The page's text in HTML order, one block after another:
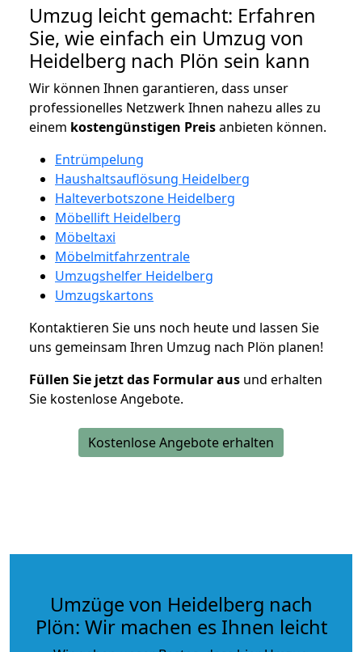
Umzug leicht gemacht: Erfahren
Sie, wie einfach ein Umzug von
Heidelberg nach Plön sein kann
Wir können Ihnen garantieren, dass unser
professionelles Netzwerk Ihnen nahezu alles zu
einem kostengünstigen Preisanbieten können.
Entrümpelung
Haushaltsauflösung Heidelberg
Halteverbotszone Heidelberg
Möbellift Heidelberg
Möbeltaxi
Möbelmitfahrzentrale
Umzugshelfer Heidelberg
Umzugskartons
Kontaktieren Sie uns noch heute und lassen Sie
uns gemeinsam Ihren Umzug nach Plön planen!
Füllen Sie jetzt das Formular aus und erhalten
Sie kostenlose Angebote.
Kostenlose Angebote erhalten
Umzüge von Heidelberg nach
Plön: Wir machen es Ihnen leicht